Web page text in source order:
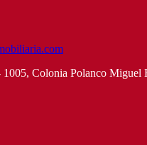
1005, Colonia Polanco Miguel